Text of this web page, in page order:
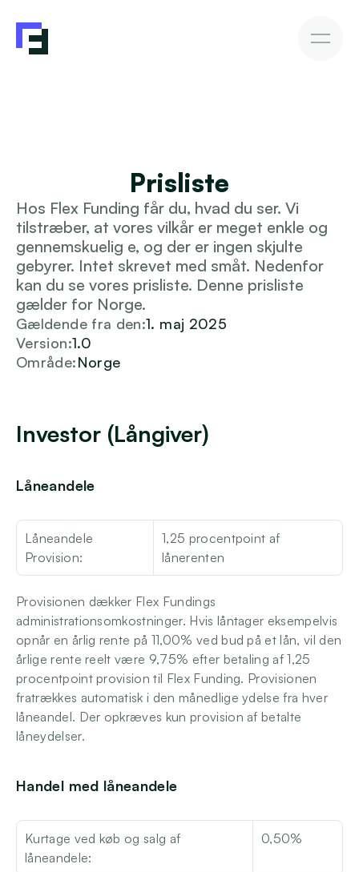
For investorer
Viden
Prisliste
Hos Flex Funding får du, hvad du ser. Vi
tilstræber, at vores vilkår er meget enkle og
gennemskuelig e, og der er ingen skjulte
gebyrer. Intet skrevet med småt. Nedenfor
kan du se vores prisliste. Denne prisliste
gælder for Norge.
Gældende fra den:1. maj 2025
Version:1.0
Område:Norge
Investor (Långiver)
Låneandele
Låneandele
Provision:
1,25 procentpoint af
lånerenten
Provisionen dækker Flex Fundings
administrationsomkostninger. Hvis låntager eksempelvis
opnår en årlig rente på 11,00% ved bud på et lån, vil den
årlige rente reelt være 9,75% efter betaling af 1,25
procentpoint provision til Flex Funding. Provisionen
fratrækkes automatisk i den månedlige ydelse fra hver
låneandel. Der opkræves kun provision af betalte
låneydelser.
Handel med låneandele
Kurtage ved køb og salg af
låneandele:
0,50%